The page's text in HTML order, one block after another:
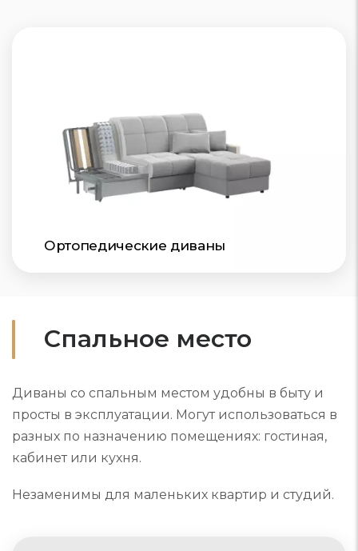
Ортопедические диваны
Спальное место
Диваны со спальным местом удобны в быту и
просты в эксплуатации. Могут использоваться в
разных по назначению помещениях: гостиная,
кабинет или кухня.
Незаменимы для маленьких квартир и студий.